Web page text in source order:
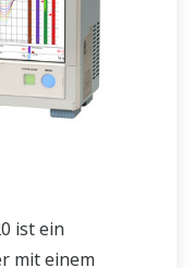
ist ein
mit einem